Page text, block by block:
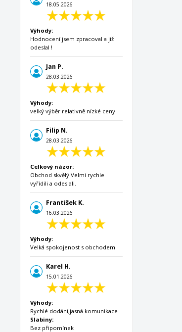
18.05.2026
Výhody:
Hodnocení jsem zpracoval a již
odeslal !
Jan P.
28.03.2026
Výhody:
velký výběr relativně nízké ceny
Filip N.
28.03.2026
Celkový názor:
Obchod skvělý.Velmi rychle
vyřídili a odeslali.
František K.
16.03.2026
Výhody:
Velká spokojenost s obchodem
Karel H.
15.01.2026
Výhody:
Rychlé dodání,jasná komunikace
Slabiny:
Bez připomínek